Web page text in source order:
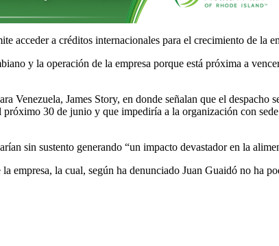
acceder a créditos internacionales para el crecimiento de la
y la operación de la empresa porque está próxima a
James Story, en donde señalan que el despacho
30 de junio y que impediría a la organización con
sin sustento generando “un impacto devastador en la
la cual, según ha denunciado Juan Guaidó no ha